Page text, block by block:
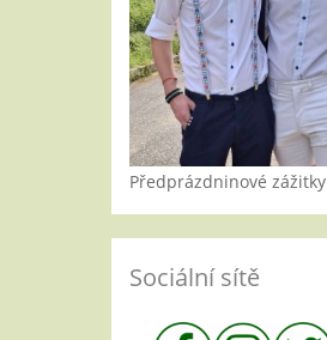
Předprázdninové zážitky
Sociální sítě